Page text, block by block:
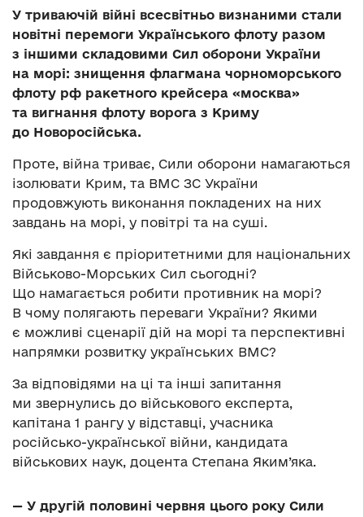
У триваючій війні всесвітньо визнаними стали
новітні перемоги Українського флоту разом
з іншими складовими Сил оборони України
на морі: знищення флагмана чорноморського
флоту рф ракетного крейсера «москва»
та вигнання флоту ворога з Криму
до Новоросійська.
Проте, війна триває, Сили оборони намагаються
ізолювати Крим, та ВМС ЗС України
продовжують виконання покладених на них
завдань на морі, у повітрі та на суші.
Які завдання є пріоритетними для національних
Військово-Морських Сил сьогодні?
Що намагається робити противник на морі?
В чому полягають переваги України? Якими
є можливі сценарії дій на морі та перспективні
напрямки розвитку українських ВМС?
За відповідями на ці та інші запитання
ми звернулись до військового експерта,
капітана 1 рангу у відставці, учасника
російсько-української війни, кандидата
військових наук, доцента Степана Яким’яка.
— У другій половині червня цього року Сили